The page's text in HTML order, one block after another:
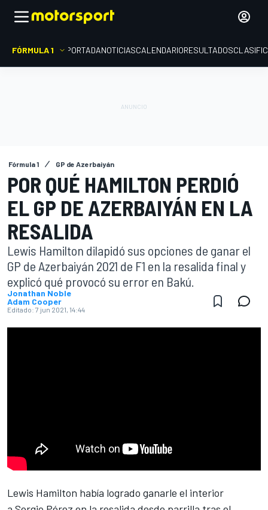
FÓRMULA 1 PORTADANOTICIASCALENDARIORESULTADOS
Fórmula 1 GP de Azerbaiyán
POR QUÉ HAMILTON PERDIÓ
EL GP DE AZERBAIYÁN EN LA
RESALIDA
Lewis Hamilton dilapidó sus opciones de ganar el
GP de Azerbaiyán 2021 de F1 en la resalida final y
explicó qué provocó su error en Bakú.
Jonathan Noble
Adam Cooper
Editado: 7 jun 2021, 14:44
Lewis Hamilton había logrado ganarle el interior